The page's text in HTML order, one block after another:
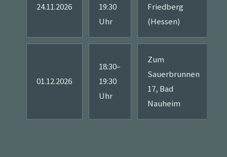
24.11.2026
19:30
Uhr
Friedberg
(Hessen)
01.12.2026
18:30–
19:30
Uhr
Zum
Sauerbrunnen
17, Bad
Nauheim